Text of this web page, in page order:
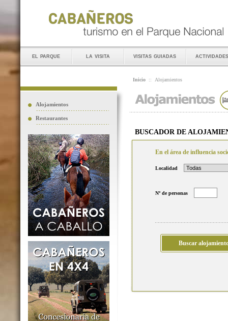
el parque la visita visitas guiadas actividades
Alojamientos
Restaurantes
Inicio :: Alojamientos
BUSCADOR DE
En el área de influencia
Localidad
Nº de personas